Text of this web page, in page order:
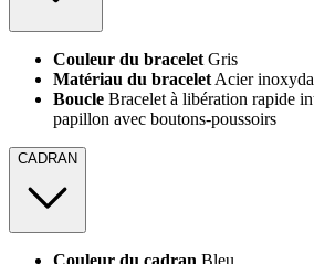
Couleur du braceletGris
Matériau du braceletAcier
Boucle Bracelet à libération rapide
papillon avec boutons-poussoirs
CADRAN